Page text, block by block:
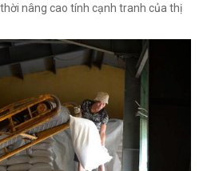
nâng cao tính cạnh tranh của thị